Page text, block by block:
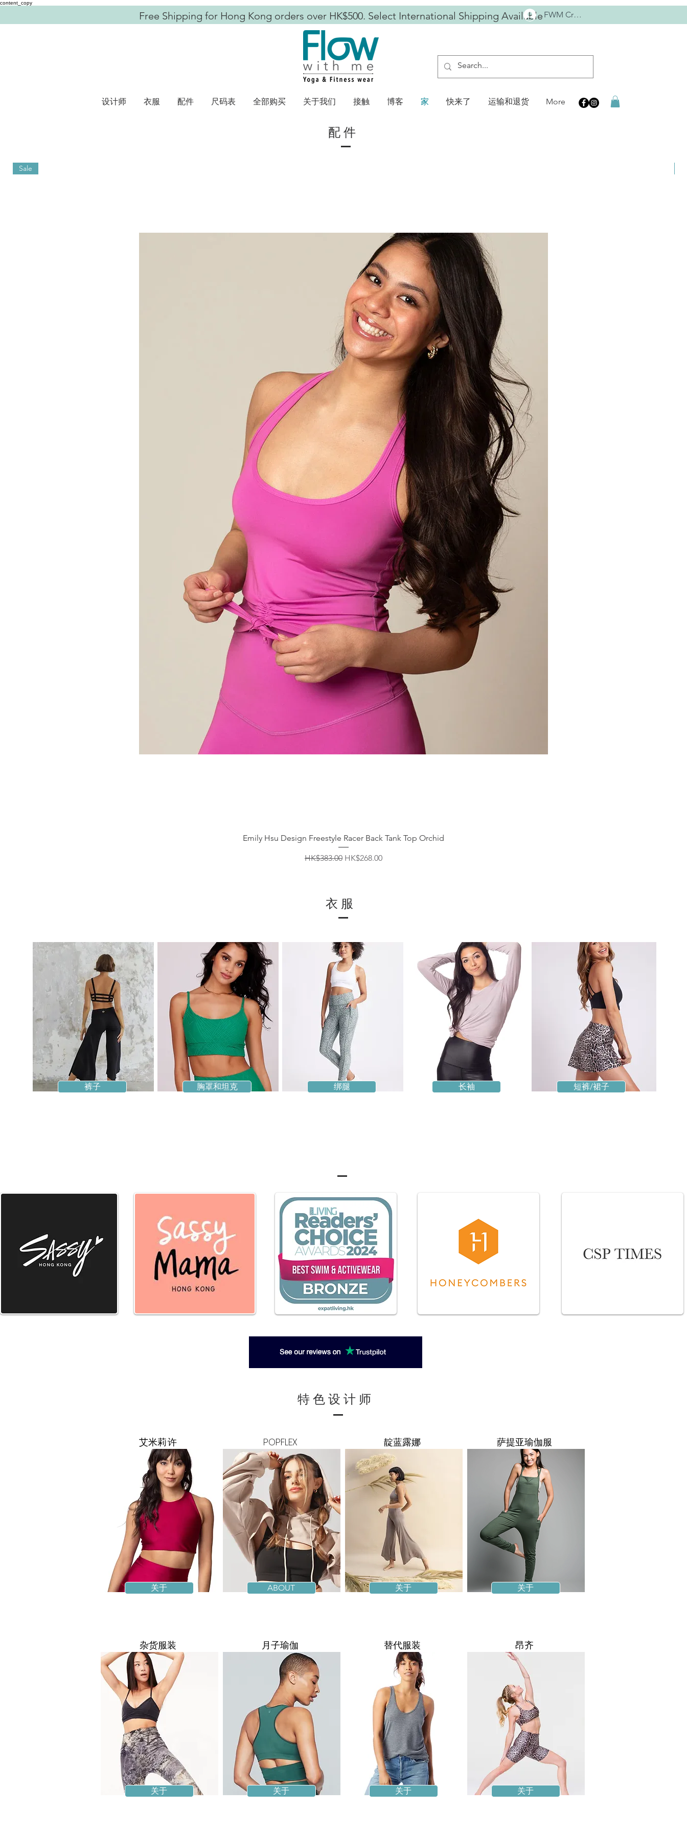
content_copy
Free Shipping for Hong Kong orders over HK$500. Select International Shipping Available FWM Crew
设计师 衣服 配件 尺码表 全部购买 关于我们 接触 博客 家 快来了 运输和退货 More
配件
快速瀏覽
Sale
Emily Hsu Design Freestyle Racer Back Tank Top Orchid
一般價格
HK$383.00 促銷價格
HK$268.00
衣服
裤子 胸罩和坦克 绑腿 长袖 短裤/裙子
特色设计师
艾米莉·许
关于
杂货服装
关于
POPFLEX
ABOUT
月子瑜伽
关于
靛蓝露娜
关于
替代服装
关于
萨提亚瑜伽服
关于
昂齐
关于